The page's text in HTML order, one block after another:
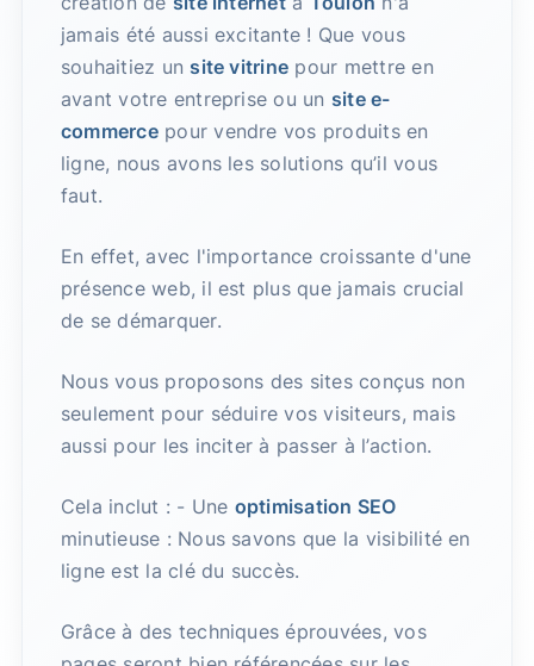
jamais été aussi excitante ! Que vous
souhaitiez un site vitrine pour mettre en
avant votre entreprise ou un site e-
commercepour vendre vos produits en
ligne, nous avons les solutions qu’il vous
faut.
En effet, avec l'importance croissante d'une
présence web, il est plus que jamais crucial
de se démarquer.
Nous vous proposons des sites conçus non
seulement pour séduire vos visiteurs, mais
aussi pour les inciter à passer à l’action.
Cela inclut : - Une optimisation SEO
minutieuse : Nous savons que la visibilité en
ligne est la clé du succès.
Grâce à des techniques éprouvées, vos